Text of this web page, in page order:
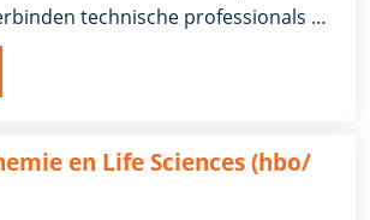
technische professionals …
en Life Sciences (hbo/